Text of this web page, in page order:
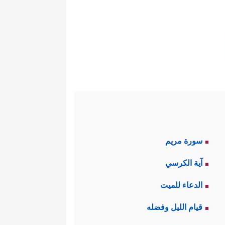
اليوم، وبنظرة علميَّة موضوعيَّة
الوالدين، والعدل والحفاظ
سورة مريم
آية الكرسي
الدعاء للميت
قيام الليل وفضله